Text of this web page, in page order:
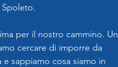
per il nostro cammino. Un
cercare di imporre da
sappiamo cosa siamo in